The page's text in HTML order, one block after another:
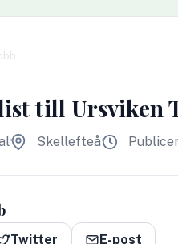
till Ursviken
Skellefteå
Twitter E-post